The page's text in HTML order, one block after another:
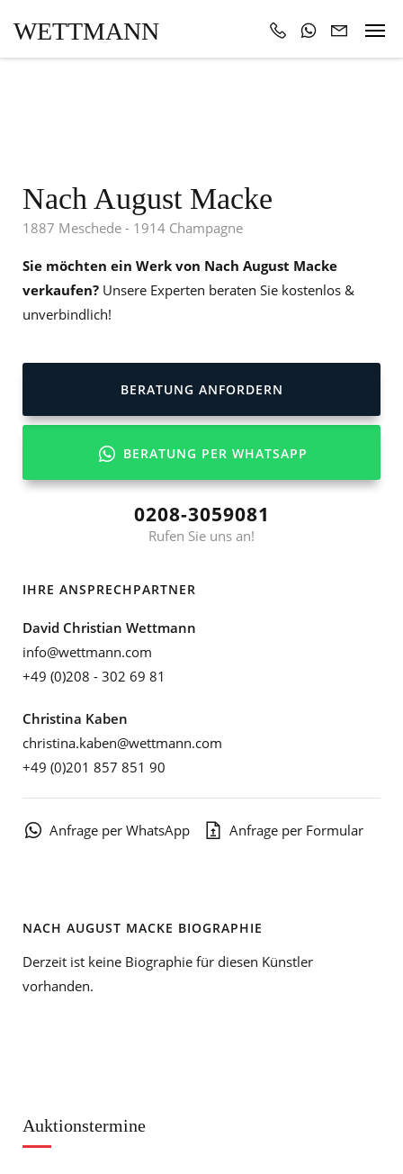
WETTMANN
Nach August Macke
1887 Meschede - 1914 Champagne
Sie möchten ein Werk von Nach August Macke
verkaufen? Unsere Experten beraten Sie kostenlos &
unverbindlich!
BERATUNG ANFORDERN
BERATUNG PER WHATSAPP
0208-3059081
Rufen Sie uns an!
IHRE ANSPRECHPARTNER
David Christian Wettmann
info@wettmann.com
+49 (0)208 - 302 69 81
Christina Kaben
christina.kaben@wettmann.com
+49 (0)201 857 851 90
Anfrage per WhatsApp Anfrage per Formular
NACH AUGUST MACKE BIOGRAPHIE
Derzeit ist keine Biographie für diesen Künstler
vorhanden.
Auktionstermine